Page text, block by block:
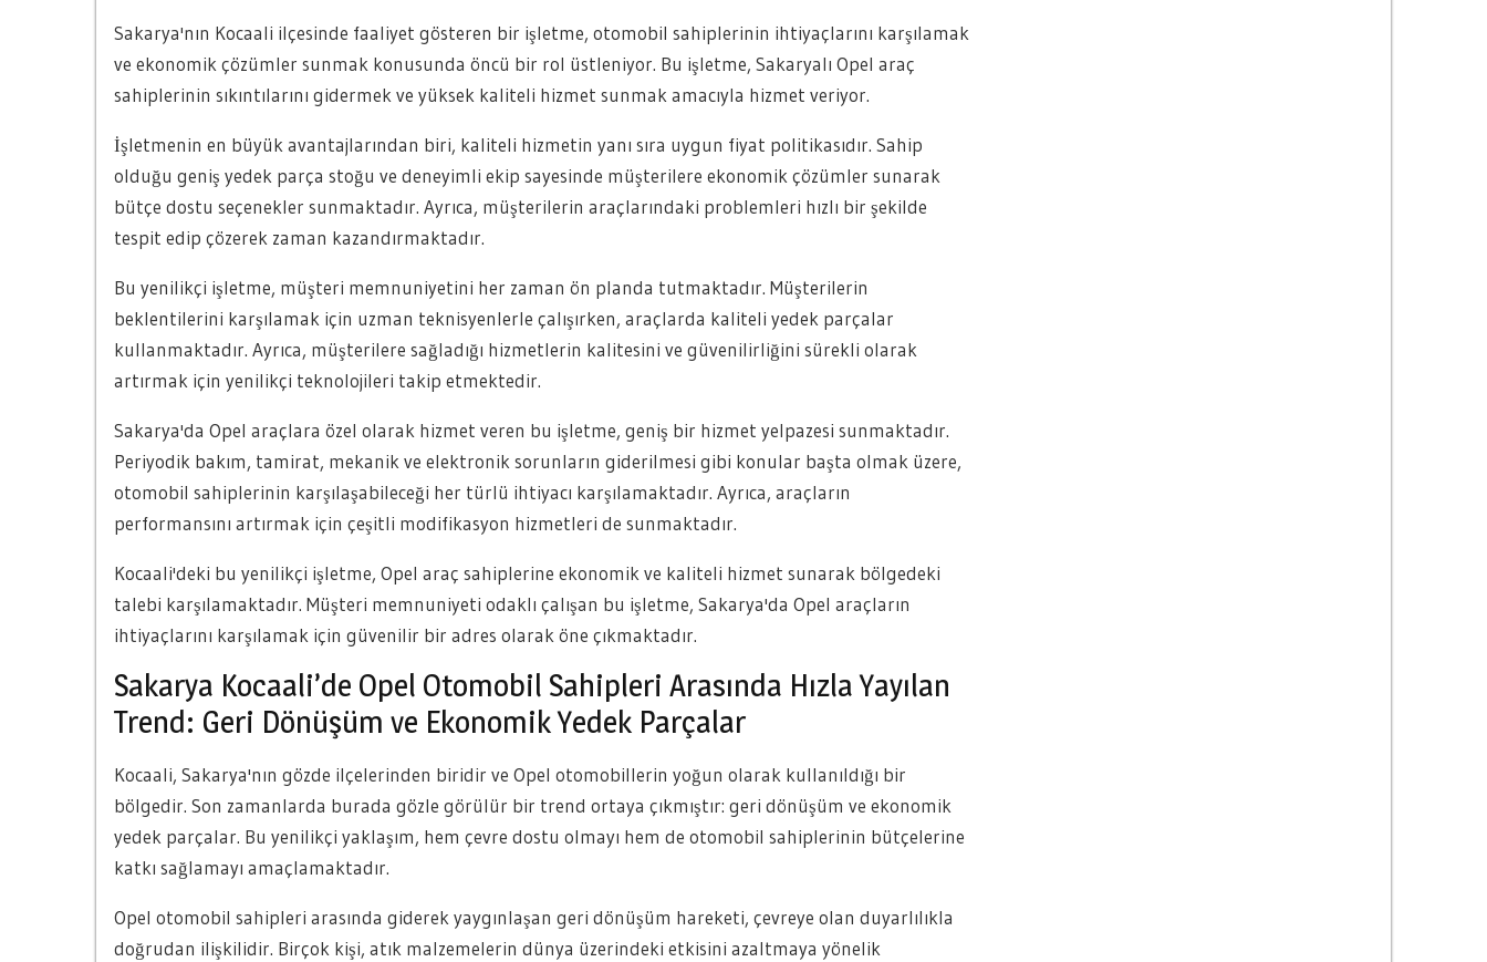
Sakarya'nın Kocaali ilçesinde faaliyet gösteren bir işletme, otomobil sahiplerinin ihtiyaçlarını karşılamak
ve ekonomik çözümler sunmak konusunda öncü bir rol üstleniyor. Bu işletme, Sakaryalı Opel araç
sahiplerinin sıkıntılarını gidermek ve yüksek kaliteli hizmet sunmak amacıyla hizmet veriyor.
İşletmenin en büyük avantajlarından biri, kaliteli hizmetin yanı sıra uygun fiyat politikasıdır. Sahip
olduğu geniş yedek parça stoğu ve deneyimli ekip sayesinde müşterilere ekonomik çözümler sunarak
bütçe dostu seçenekler sunmaktadır. Ayrıca, müşterilerin araçlarındaki problemleri hızlı bir şekilde
tespit edip çözerek zaman kazandırmaktadır.
Bu yenilikçi işletme, müşteri memnuniyetini her zaman ön planda tutmaktadır. Müşterilerin
beklentilerini karşılamak için uzman teknisyenlerle çalışırken, araçlarda kaliteli yedek parçalar
kullanmaktadır. Ayrıca, müşterilere sağladığı hizmetlerin kalitesini ve güvenilirliğini sürekli olarak
artırmak için yenilikçi teknolojileri takip etmektedir.
Sakarya'da Opel araçlara özel olarak hizmet veren bu işletme, geniş bir hizmet yelpazesi sunmaktadır.
Periyodik bakım, tamirat, mekanik ve elektronik sorunların giderilmesi gibi konular başta olmak üzere,
otomobil sahiplerinin karşılaşabileceği her türlü ihtiyacı karşılamaktadır. Ayrıca, araçların
performansını artırmak için çeşitli modifikasyon hizmetleri de sunmaktadır.
Kocaali'deki bu yenilikçi işletme, Opel araç sahiplerine ekonomik ve kaliteli hizmet sunarak bölgedeki
talebi karşılamaktadır. Müşteri memnuniyeti odaklı çalışan bu işletme, Sakarya'da Opel araçların
ihtiyaçlarını karşılamak için güvenilir bir adres olarak öne çıkmaktadır.
Sakarya Kocaali’de Opel Otomobil Sahipleri Arasında Hızla Yayılan
Trend: Geri Dönüşüm ve Ekonomik Yedek Parçalar
Kocaali, Sakarya'nın gözde ilçelerinden biridir ve Opel otomobillerin yoğun olarak kullanıldığı bir
bölgedir. Son zamanlarda burada gözle görülür bir trend ortaya çıkmıştır: geri dönüşüm ve ekonomik
yedek parçalar. Bu yenilikçi yaklaşım, hem çevre dostu olmayı hem de otomobil sahiplerinin bütçelerine
katkı sağlamayı amaçlamaktadır.
Opel otomobil sahipleri arasında giderek yaygınlaşan geri dönüşüm hareketi, çevreye olan duyarlılıkla
doğrudan ilişkilidir. Birçok kişi, atık malzemelerin dünya üzerindeki etkisini azaltmaya yönelik